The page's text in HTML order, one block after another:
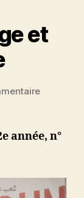
et
sur
et
année, n°